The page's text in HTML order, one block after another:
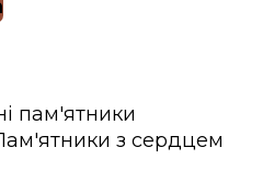
пам'ятники
з сердцем